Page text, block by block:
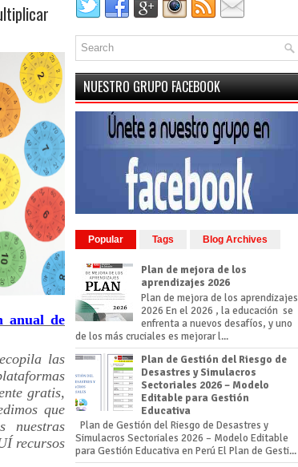
anual de
las
gratis,
que
nuestras
recursos
NUESTRO GRUPO FACEBOOK
Popular Tags Blog Archives
Plan de mejora de los
aprendizajes 2026
Plan de mejora de los aprendizajes
2026 En el 2026 , la educación se
enfrenta a nuevos desafíos, y uno
de los más cruciales es mejorar l...
Plan de Gestión del Riesgo de
Desastres y Simulacros
Sectoriales 2026 – Modelo
Editable para Gestión
Educativa
Plan de Gestión del Riesgo de Desastres y
Simulacros Sectoriales 2026 – Modelo Editable
para Gestión Educativa en Perú El Plan de Gesti...